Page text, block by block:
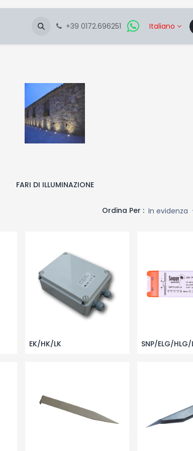
Downloads +39 0172.696251 Italiano
FARI DI ILLUMINAZIONE
Ordina Per : In evidenza
EK/HK/LK SNP/ELG/HLG/